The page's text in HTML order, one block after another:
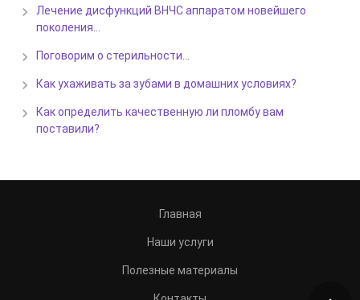
Лечение дисфункций ВНЧС аппаратом новейшего
поколения…
Поговорим о стерильности…
Как ухаживать за зубами в домашних условиях?
Как определить качественную ли пломбу вам
поставили?
Главная
Наши услуги
Полезные материалы